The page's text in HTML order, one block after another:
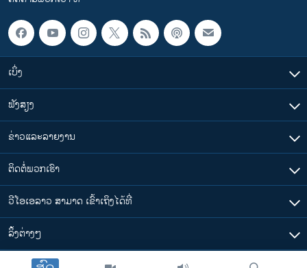
ເບິ່ງ
ຟັງສຽງ
ຂ່າວແລະລາຍງານ
ຕິດຕໍ່ພວກເຮົາ
ວີໂອເອລາວ ສາມາດ ເຂົ້າເຖິງໄດ້ທີ່
​ລິ້ງ​ຕ່າງໆ